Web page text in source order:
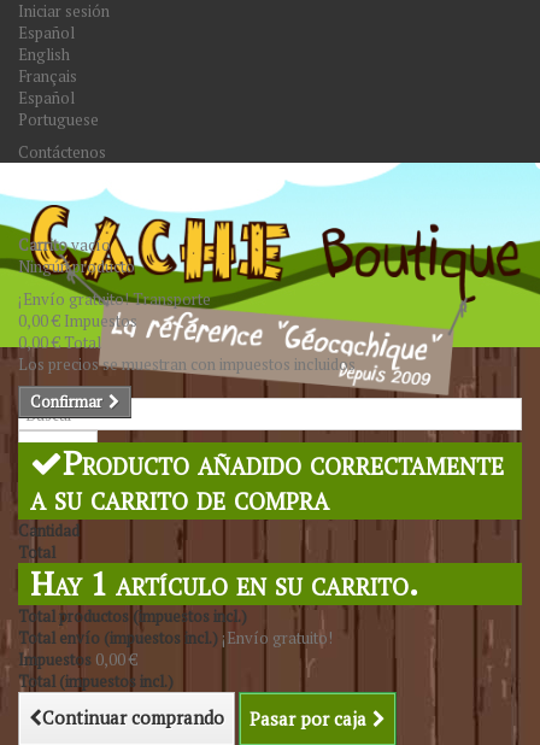
Iniciar sesión
Español
English
Français
Español
Portuguese
Contáctenos
Buscar
Carritovacío
Ningún producto
¡Envío gratuito!Transporte
0,00 € Impuestos
0,00 €Total
Los precios se muestran con impuestos incluidos
Confirmar
Producto añadido correctamente
a su carrito de compra
Cantidad
Total
Hay 1 artículo en su carrito.
Total productos (impuestos incl.)
Total envío (impuestos incl.) ¡Envío gratuito!
Impuestos 0,00 €
Total (impuestos incl.)
Continuar comprando Pasar por caja